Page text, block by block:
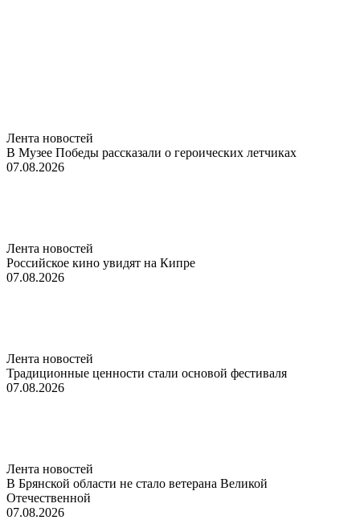
Лента новостей
В Музее Победы рассказали о героических летчиках
07.08.2026
Лента новостей
Российское кино увидят на Кипре
07.08.2026
Лента новостей
Традиционные ценности стали основой фестиваля
07.08.2026
Лента новостей
В Брянской области не стало ветерана Великой
Отечественной
07.08.2026